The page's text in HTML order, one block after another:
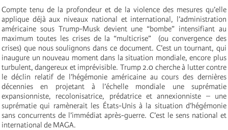
Compte tenu de la profondeur et de la violence des mesures qu’elle
applique déjà aux niveaux national et international, l’administration
américaine sous Trump-Musk devient une “bombe” intensifiant au
maximum toutes les crises de la “multicrise” (ou convergence des
crises) que nous soulignons dans ce document. C’est un tournant, qui
inaugure un nouveau moment dans la situation mondiale, encore plus
turbulent, dangereux et imprévisible. Trump 2.0 cherche à lutter contre
le déclin relatif de l’hégémonie américaine au cours des dernières
décennies en projetant à l’échelle mondiale une suprématie
expansionniste, recolonisatrice, prédatrice et annexionniste – une
suprématie qui ramènerait les États-Unis à la situation d’hégémonie
sans concurrents de l’immédiat après-guerre. C’est le sens national et
international de MAGA.